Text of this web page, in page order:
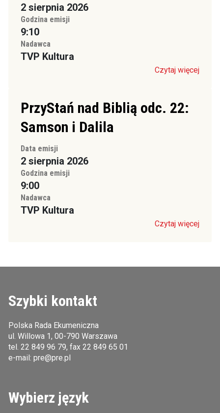
2 sierpnia 2026
Godzina emisji
9:10
Nadawca
TVP Kultura
Czytaj więcej
PrzyStań nad Biblią odc. 22:
Samson i Dalila
Data emisji
2 sierpnia 2026
Godzina emisji
9:00
Nadawca
TVP Kultura
Czytaj więcej
Szybki kontakt
Polska Rada Ekumeniczna
ul. Willowa 1, 00-790 Warszawa
tel. 22 849 96 79, fax 22 849 65 01
e-mail: pre@pre.pl
Wybierz język